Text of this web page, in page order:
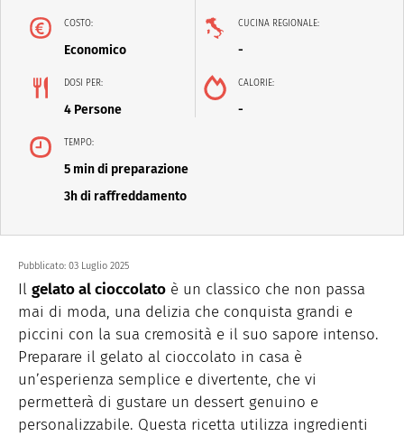
COSTO:
Economico
CUCINA REGIONALE:
-
DOSI PER:
4 Persone
CALORIE:
-
TEMPO:
5 min di preparazione
3h di raffreddamento
Pubblicato: 03 Luglio 2025
Il gelato al cioccolato è un classico che non passa
mai di moda, una delizia che conquista grandi e
piccini con la sua cremosità e il suo sapore intenso.
Preparare il gelato al cioccolato in casa è
un’esperienza semplice e divertente, che vi
permetterà di gustare un dessert genuino e
personalizzabile. Questa ricetta utilizza ingredienti